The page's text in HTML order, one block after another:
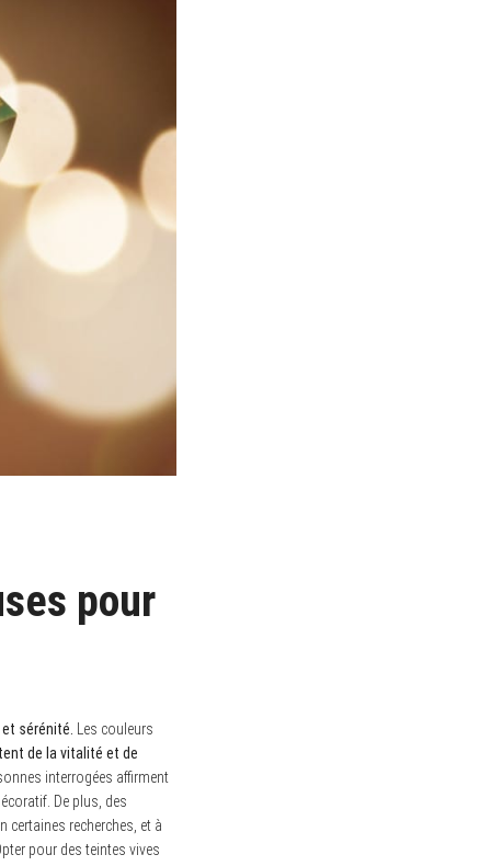
pour
sérénité.
Les couleurs
de la vitalité et de
interrogées affirment
De plus, des
recherches, et à
pour des teintes vives